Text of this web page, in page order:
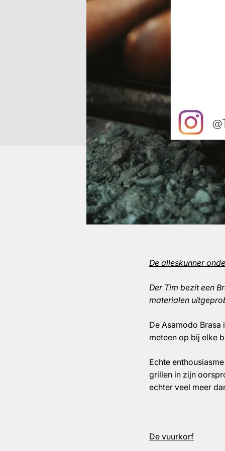
De alleskunner
Der Tim bezit een
materialen
De Asamodo
meteen op bij elke
Echte
grillen in zijn
echter veel meer
De vuurkorf